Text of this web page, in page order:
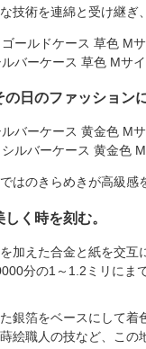
技術を連綿と受け継
ールドケース 草色 M
バーケース 草色 Mサ
日のファッション
バーケース 黄金色 M
ルバーケース 黄金色
はのきらめきが高級
く時を刻む。
加えた合金と紙を交
分の1～1.2ミリに
銀箔をベースにして
絵職人の技など、こ